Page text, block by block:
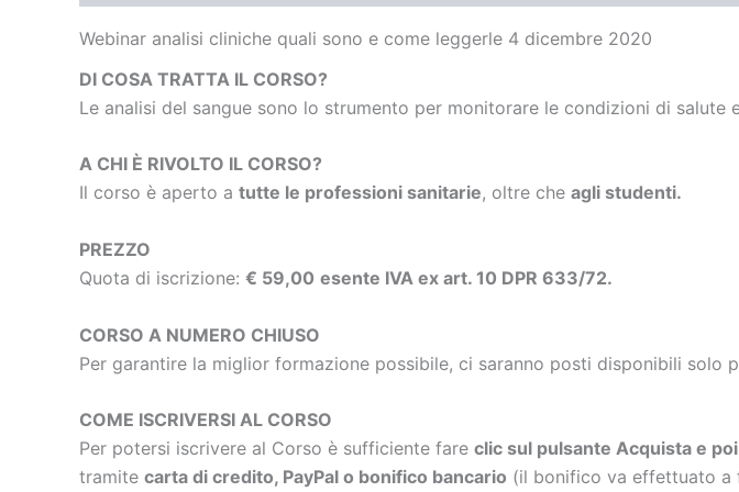
Webinar analisi cliniche quali sono e come leggerle 4 dicembre 2020
DI COSA TRATTA IL CORSO?
Le analisi del sangue sono lo strumento per monitorare le condizioni di
A CHI È RIVOLTO IL CORSO?
Il corso è aperto a tutte le professioni sanitarie, oltre che agli studenti.
PREZZO
Quota di iscrizione: € 59,00 esente IVA ex art. 10 DPR 633/72.
CORSO A NUMERO CHIUSO
Per garantire la miglior formazione possibile, ci saranno posti disponibili solo
COME ISCRIVERSI AL CORSO
Per potersi iscrivere al Corso è sufficiente fare clic sul pulsante Acquista e
tramite carta di credito, PayPal o bonifico bancario (il bonifico va effettuato a